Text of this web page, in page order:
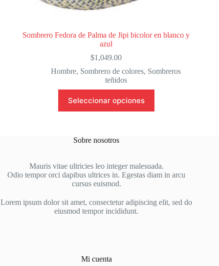
Sombrero Fedora de Palma de Jipi bicolor en blanco y
azul
$1,049.00
Hombre, Sombrero de colores, Sombreros
teñidos
Seleccionar opciones
producto
tiene
Las
pueden
elegir
en
página
de
producto
Sobre nosotros
Mauris vitae ultricies leo integer malesuada.
Odio tempor orci dapibus ultrices in. Egestas diam in arcu
cursus euismod.
Lorem ipsum dolor sit amet, consectetur adipiscing elit, sed do
eiusmod tempor incididunt.
Mi cuenta